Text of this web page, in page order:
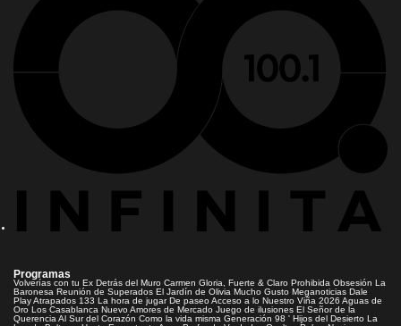
Programas
Volverías con tu Ex Detrás del Muro Carmen Gloria, Fuerte & Claro Prohibida Obsesión La
Baronesa Reunión de Superados El Jardín de Olivia Mucho Gusto Meganoticias Dale
PlayAtrapados 133 La hora de jugar De paseoAcceso a lo Nuestro Viña 2026 Aguas de
Oro Los Casablanca Nuevo Amores de Mercado Juego de ilusiones El Señor de la
Querencia Al Sur del Corazón Como la vida misma Generación 98 ' Hijos del Desierto La